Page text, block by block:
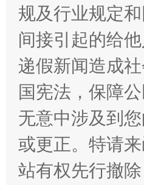
受贿1.44亿！段成刚被判
规及行业规定
间接引起的给
递假新闻造成
国宪法，保障
无意中涉及到
或更正。特请
站有权先行撤